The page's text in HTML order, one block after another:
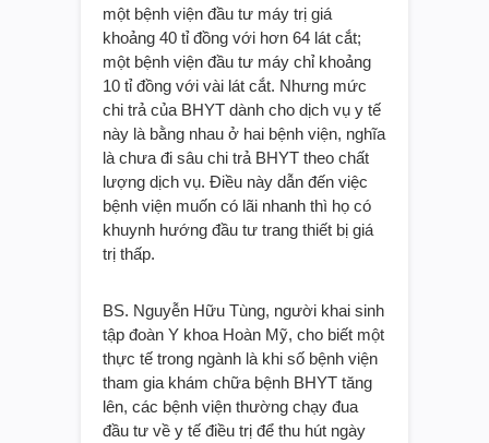
một bệnh viện đầu tư máy trị giá
khoảng 40 tỉ đồng với hơn 64 lát cắt;
một bệnh viện đầu tư máy chỉ khoảng
10 tỉ đồng với vài lát cắt. Nhưng mức
chi trả của BHYT dành cho dịch vụ y tế
này là bằng nhau ở hai bệnh viện, nghĩa
là chưa đi sâu chi trả BHYT theo chất
lượng dịch vụ. Điều này dẫn đến việc
bệnh viện muốn có lãi nhanh thì họ có
khuynh hướng đầu tư trang thiết bị giá
trị thấp.
BS. Nguyễn Hữu Tùng, người khai sinh
tập đoàn Y khoa Hoàn Mỹ, cho biết một
thực tế trong ngành là khi số bệnh viện
tham gia khám chữa bệnh BHYT tăng
lên, các bệnh viện thường chạy đua
đầu tư về y tế điều trị để thu hút ngày